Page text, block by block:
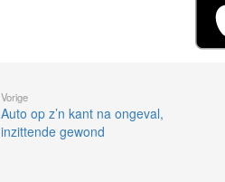
Vorige
Auto op z’n kant na ongeval,
inzittende gewond